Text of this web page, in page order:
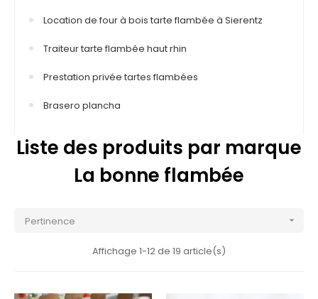
Location de four à bois tarte flambée à Sierentz
Traiteur tarte flambée haut rhin
Prestation privée tartes flambées
Brasero plancha
Liste des produits par marque
La bonne flambée
Pertinence 
Affichage 1-12 de 19 article(s)